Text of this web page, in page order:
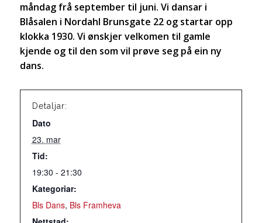
måndag frå september til juni. Vi dansar i
Blåsalen i Nordahl Brunsgate 22 og startar opp
klokka 1930. Vi ønskjer velkomen til gamle
kjende og til den som vil prøve seg på ein ny
dans.
Detaljar:
Dato
23. mar
Tid:
19:30 - 21:30
Kategoriar:
Bls Dans, Bls Framheva